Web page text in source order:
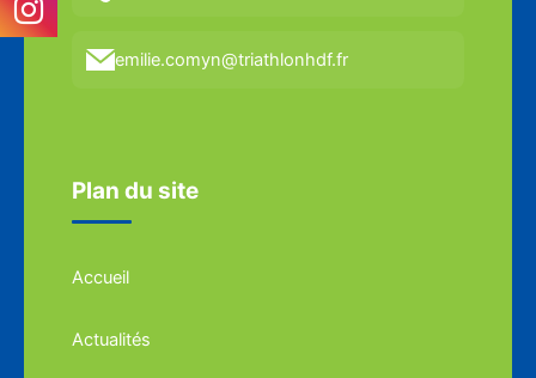
emilie.comyn@triathlonhdf.fr
Plan du site
Accueil
Actualités